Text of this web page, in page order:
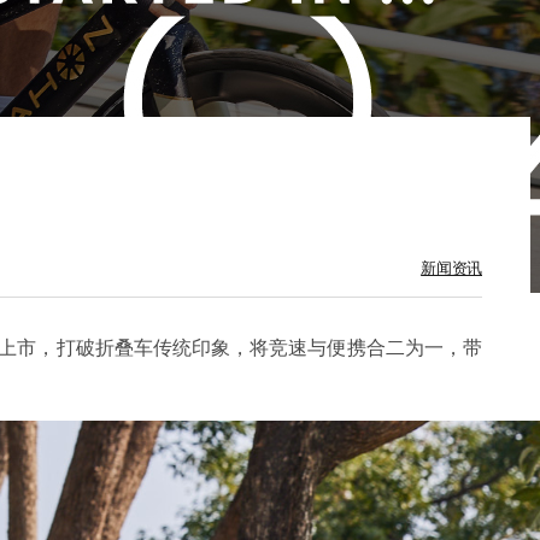
新闻资讯
市，打破折叠车传统印象，将竞速与便携合二为一，带